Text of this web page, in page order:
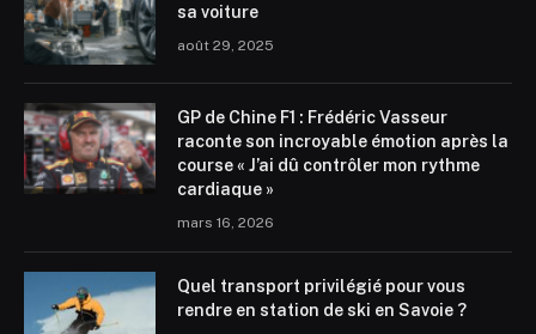
sa voiture
août 29, 2025
GP de Chine F1 : Frédéric Vasseur
raconte son incroyable émotion après la
course « J’ai dû contrôler mon rythme
cardiaque »
mars 16, 2026
Quel transport privilégié pour vous
rendre en station de ski en Savoie ?